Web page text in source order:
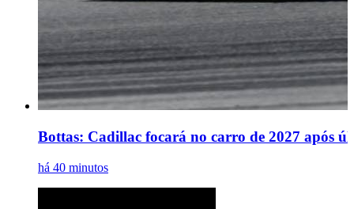
Bottas: Cadillac focará no carro de 2027 após
há 40 minutos